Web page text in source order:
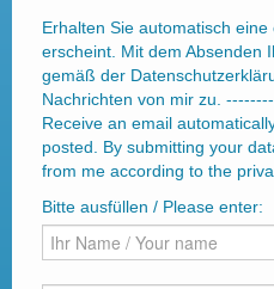
Erhalten Sie automatisch
erscheint. Mit dem Absenden
gemäß der
Nachrichten von mir zu.
Receive an email
posted. By submitting your
from me according to the
Bitte ausfüllen / Please enter: